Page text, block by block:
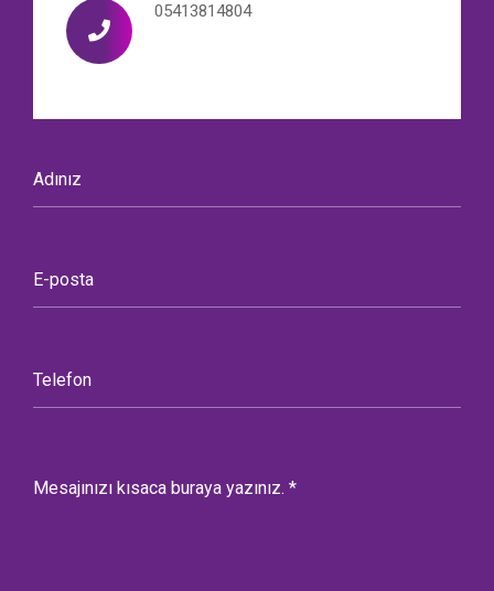
05413814804